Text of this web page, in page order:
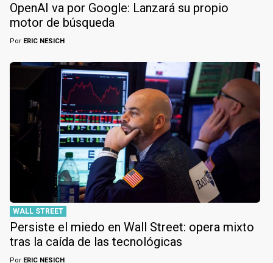
OpenAI va por Google: Lanzará su propio
motor de búsqueda
Por ERIC NESICH
WALL STREET
Persiste el miedo en Wall Street: opera mixto
tras la caída de las tecnológicas
Por ERIC NESICH